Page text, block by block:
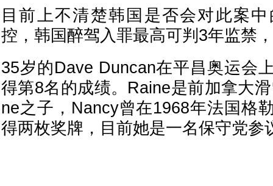
目前上不清楚韩国是否会对此案
控，韩国醉驾入罪最高可判3年监禁
35岁的Dave Duncan在平昌奥运会
得第8名的成绩。Raine是前加拿大
ne之子，Nancy曾在1968年法国格
得两枚奖牌，目前她是一名保守党参